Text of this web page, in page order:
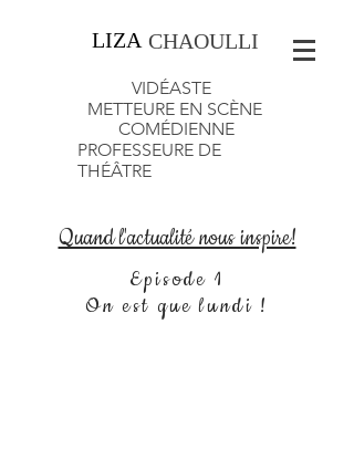
LIZA CHAOULLI
VIDÉASTE
METTEURE EN SCÈNE
COMÉDIENNE
PROFESSEURE DE
THÉÂTRE
Quand l'actualité nous inspire!
Episode 1
On est que lundi !